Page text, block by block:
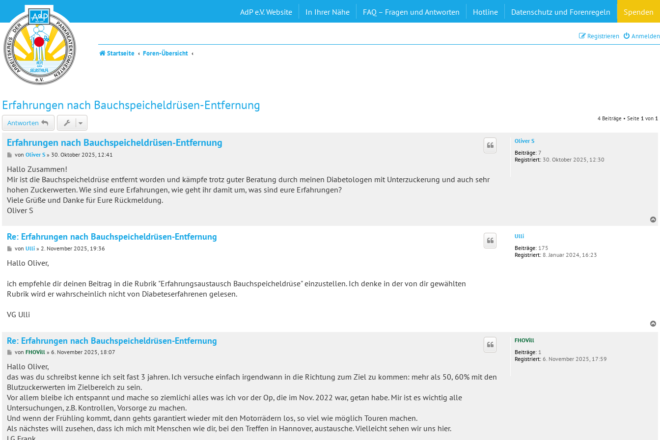
AdP e.V. Website In Ihrer Nähe FAQ – Fragen und Antworten Hotline Datenschutz und Forenregeln Spenden
Anmelden
Registrieren
Startseite Foren-Übersicht
Erfahrungen nach Bauchspeicheldrüsen-Entfernung
Antworten 4 Beiträge • Seite 1 von 1
Oliver S
Beiträge: 7
Registriert: 30. Oktober 2025, 12:30
Erfahrungen nach Bauchspeicheldrüsen-Entfernung
B
i
r
a
von Oliver S» 30. Oktober 2025, 12:41
Hallo Zusammen!
Mir ist die Bauchspeicheldrüse entfernt worden und kämpfe trotz guter Beratung durch meinen Diabetologen mit Unterzuckerung und auch sehr
hohen Zuckerwerten. Wie sind eure Erfahrungen, wie geht ihr damit um, was sind eure Erfahrungen?
Viele Grüße und Danke für Eure Rückmeldung.
Oliver S
Ulli
Beiträge: 175
Registriert: 8. Januar 2024, 16:23
Re: Erfahrungen nach Bauchspeicheldrüsen-Entfernung
B
i
t
a
g
von Ulli» 2. November 2025, 19:36
Hallo Oliver,
ich empfehle dir deinen Beitrag in die Rubrik "Erfahrungsaustausch Bauchspeicheldrüse" einzustellen. Ich denke in der von dir gewählten
Rubrik wird er wahrscheinlich nicht von Diabeteserfahrenen gelesen.
VG Ulli
FHOVill
Beiträge: 1
Registriert: 6. November 2025, 17:59
Re: Erfahrungen nach Bauchspeicheldrüsen-Entfernung
B
i
r
a
von FHOVill» 6. November 2025, 18:07
Hallo Oliver,
das was du schreibst kenne ich seit fast 3 jahren. Ich versuche einfach irgendwann in die Richtung zum Ziel zu kommen: mehr als 50, 60% mit den
Blutzuckerwerten im Zielbereich zu sein.
Vor allem bleibe ich entspannt und mache so ziemlichi alles was ich vor der Op, die im Nov. 2022 war, getan habe. Mir ist es wichtig alle
Untersuchungen, z.B. Kontrollen, Vorsorge zu machen.
Und wenn der Frühling kommt, dann gehts garantiert wieder mit den Motorrädern los, so viel wie möglich Touren machen.
Als nächstes will zusehen, dass ich mich mit Menschen wie dir, bei den Treffen in Hannover, austausche. Vielleicht sehen wir uns hier.